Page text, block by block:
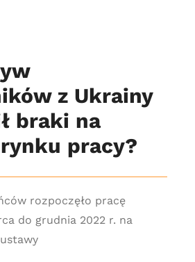
z Ukrainy
braki na
pracy?
rozpoczęło pracę
do grudnia 2022 r. na